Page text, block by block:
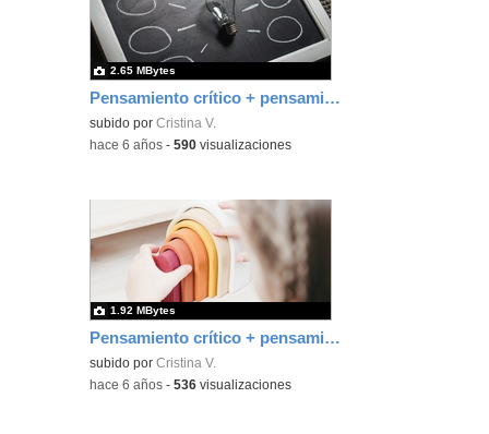
Pensamiento crítico + pensamiento creativo 1
subido porCristina V.
2.65 MBytes
-hace 6 años -590 visualizaciones
Pensamiento crítico + pensamiento creativo 2
subido porCristina V.
1.92 MBytes
-hace 6 años -536 visualizaciones